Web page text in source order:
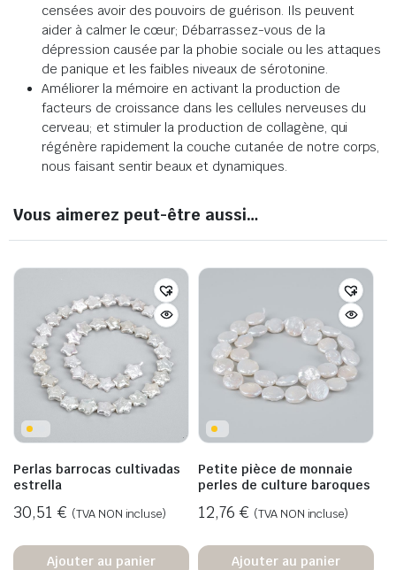
censées avoir des pouvoirs de guérison. Ils peuvent
aider à calmer le cœur; Débarrassez-vous de la
dépression causée par la phobie sociale ou les attaques
de panique et les faibles niveaux de sérotonine.
Améliorer la mémoire en activant la production de
facteurs de croissance dans les cellules nerveuses du
cerveau; et stimuler la production de collagène, qui
régénère rapidement la couche cutanée de notre corps,
nous faisant sentir beaux et dynamiques.
Vous aimerez peut-être aussi…
Perlas barrocas cultivadas
estrella
30,51 € (TVA NON incluse)
Ajouter au panier
Petite pièce de monnaie
perles de culture baroques
12,76 € (TVA NON incluse)
Ajouter au panier